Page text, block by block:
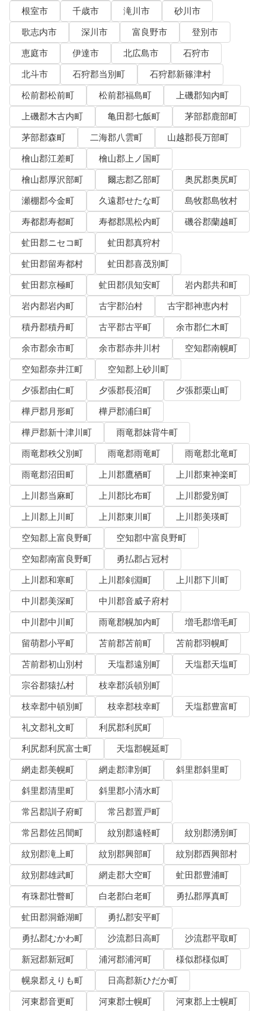
根室市 千歳市 滝川市
砂川市
歌志内市
深川市 富良野市
登別市
恵庭市
伊達市 北広島市
石狩市
北斗市
石狩郡当別町
石狩郡新篠津村
松前郡松前町
松前郡福島町
上磯郡知内町
上磯郡木古内町
亀田郡七飯町
茅部郡鹿部町
茅部郡森町
二海郡八雲町
山越郡長万部町
檜山郡江差町
檜山郡上ノ国町
檜山郡厚沢部町
爾志郡乙部町
奥尻郡奥尻町
瀬棚郡今金町
久遠郡せたな町
島牧郡島牧村
寿都郡寿都町
寿都郡黒松内町
磯谷郡蘭越町
虻田郡ニセコ町
虻田郡真狩村
虻田郡留寿都村
虻田郡喜茂別町
虻田郡京極町
虻田郡倶知安町
岩内郡共和町
岩内郡岩内町
古宇郡泊村
古宇郡神恵内村
積丹郡積丹町
古平郡古平町
余市郡仁木町
余市郡余市町
余市郡赤井川村
空知郡南幌町
空知郡奈井江町
空知郡上砂川町
夕張郡由仁町
夕張郡長沼町
夕張郡栗山町
樺戸郡月形町
樺戸郡浦臼町
樺戸郡新十津川町
雨竜郡妹背牛町
雨竜郡秩父別町
雨竜郡雨竜町
雨竜郡北竜町
雨竜郡沼田町
上川郡鷹栖町
上川郡東神楽町
上川郡当麻町
上川郡比布町
上川郡愛別町
上川郡上川町
上川郡東川町
上川郡美瑛町
空知郡上富良野町
空知郡中富良野町
空知郡南富良野町
勇払郡占冠村
上川郡和寒町
上川郡剣淵町
上川郡下川町
中川郡美深町
中川郡音威子府村
中川郡中川町
雨竜郡幌加内町
増毛郡増毛町
留萌郡小平町
苫前郡苫前町
苫前郡羽幌町
苫前郡初山別村
天塩郡遠別町
天塩郡天塩町
宗谷郡猿払村
枝幸郡浜頓別町
枝幸郡中頓別町
枝幸郡枝幸町
天塩郡豊富町
礼文郡礼文町
利尻郡利尻町
利尻郡利尻富士町
天塩郡幌延町
網走郡美幌町
網走郡津別町
斜里郡斜里町
斜里郡清里町
斜里郡小清水町
常呂郡訓子府町
常呂郡置戸町
常呂郡佐呂間町
紋別郡遠軽町
紋別郡湧別町
紋別郡滝上町
紋別郡興部町
紋別郡西興部村
紋別郡雄武町
網走郡大空町
虻田郡豊浦町
有珠郡壮瞥町
白老郡白老町
勇払郡厚真町
虻田郡洞爺湖町
勇払郡安平町
勇払郡むかわ町
沙流郡日高町
沙流郡平取町
新冠郡新冠町
浦河郡浦河町
様似郡様似町
幌泉郡えりも町
日高郡新ひだか町
河東郡音更町
河東郡士幌町
河東郡上士幌町